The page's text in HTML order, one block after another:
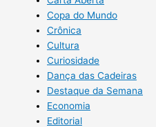
Copa do Mundo
Crônica
Cultura
Curiosidade
Dança das Cadeiras
Destaque da Semana
Economia
Editorial